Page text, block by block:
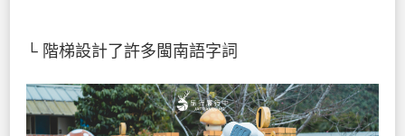
└ 階梯設計了許多閩南語字詞